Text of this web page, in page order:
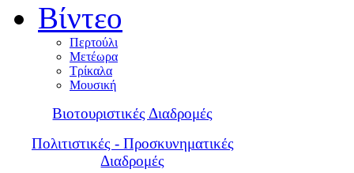
Βίντεο
Περτούλι
Μετέωρα
Τρίκαλα
Μουσική
Βιοτουριστικές Διαδρομές
Πολιτιστικές - Προσκυνηματικές
Διαδρομές